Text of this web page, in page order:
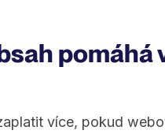
pomáhá
více, pokud